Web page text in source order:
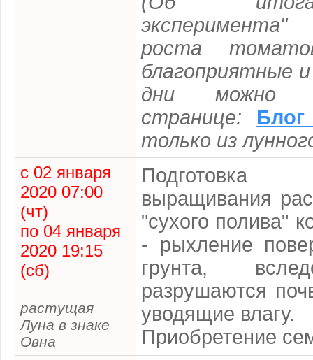
роста
благоприятные
дни можно
странице:
только из
с 02 января
2020 07:00
(чт)
по 04 января
2020 19:15
(сб)
растущая
Луна в знаке
Овна
выращивания
"сухого полива"
- рыхление
грунта,
разрушаются
уводящие влагу.
Приобретение